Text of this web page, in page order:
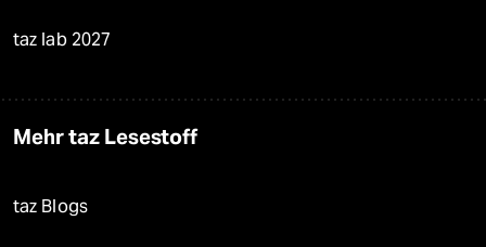
taz lab 2027
Mehr taz Lesestoff
taz Blogs